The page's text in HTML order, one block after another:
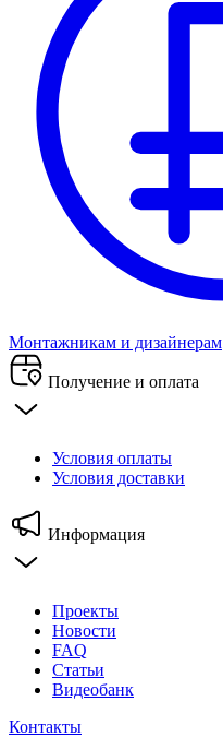
Монтажникам и дизайнерам
Получение и оплата
Условия оплаты
Условия доставки
Информация
Проекты
Новости
FAQ
Статьи
Видеобанк
Контакты